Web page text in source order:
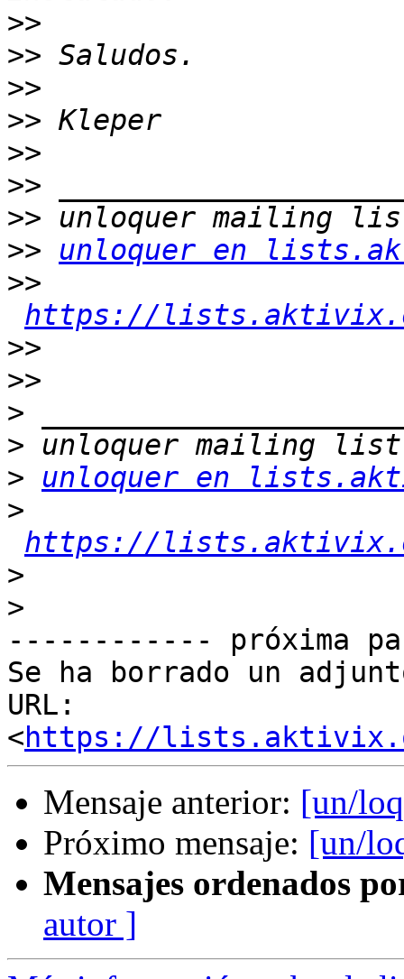
>>
>>
>>
>>
>>
>>
>>
>>
unloquer en
>>
https://
>>
>>
>
>
>
unloquer en
>
https://
>
>
------------ próxima
Se ha borrado un
URL:
<https://
Mensaje anterior: [un/
Próximo mensaje: [un/
Mensajes ordenados
autor ]